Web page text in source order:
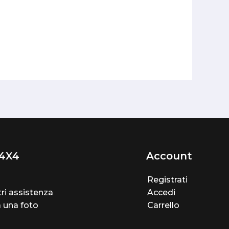
assistenza
una foto
Account
Registrati
Accedi
Carrello